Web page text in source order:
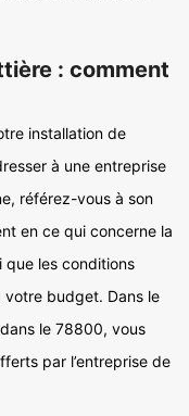
: comment
installation de
à une entreprise
référez-vous à son
en ce qui concerne la
que les conditions
votre budget. Dans le
le 78800, vous
par l’entreprise de